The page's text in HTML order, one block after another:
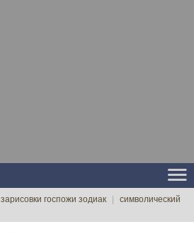
зарисовки госпожи зодиак
символический